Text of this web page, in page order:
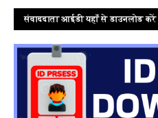
संवाददाता आईडी यहाँ से डाउनलोड करें